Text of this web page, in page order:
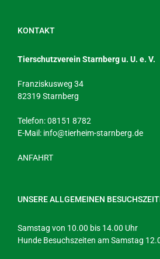
KONTAKT
Tierschutzverein Starnberg u. U. e. V.
Franziskusweg 34
82319 Starnberg
Telefon: 08151 8782
E-Mail: info@tierheim-starnberg.de
ANFAHRT
UNSERE ALLGEMEINEN
Samstag von 10.00 bis 14.00 Uhr
Hunde Besuchszeiten am Samstag